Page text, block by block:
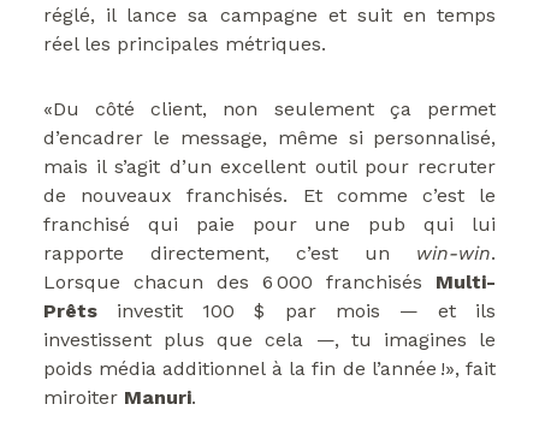
réglé, il lance sa campagne et suit en temps
réel les principales métriques.
«Du côté client, non seulement ça permet
d’encadrer le message, même si personnalisé,
mais il s’agit d’un excellent outil pour recruter
de nouveaux franchisés. Et comme c’est le
franchisé qui paie pour une pub qui lui
rapporte directement, c’est un win-win.
Lorsque chacun des 6 000 franchisés Multi-
Prêtsinvestit 100 $ par mois — et ils
investissent plus que cela —, tu imagines le
poids média additionnel à la fin de l’année !», fait
miroiter Manuri.